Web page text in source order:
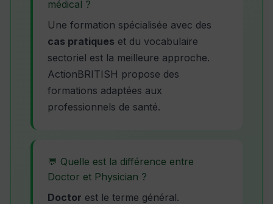
médical ?
Une formation spécialisée avec des
cas pratiques et du vocabulaire
sectoriel est la meilleure approche.
ActionBRITISH propose des
formations adaptées aux
professionnels de santé.
💬 Quelle est la différence entre
Doctor et Physician ?
Doctor est le terme général.